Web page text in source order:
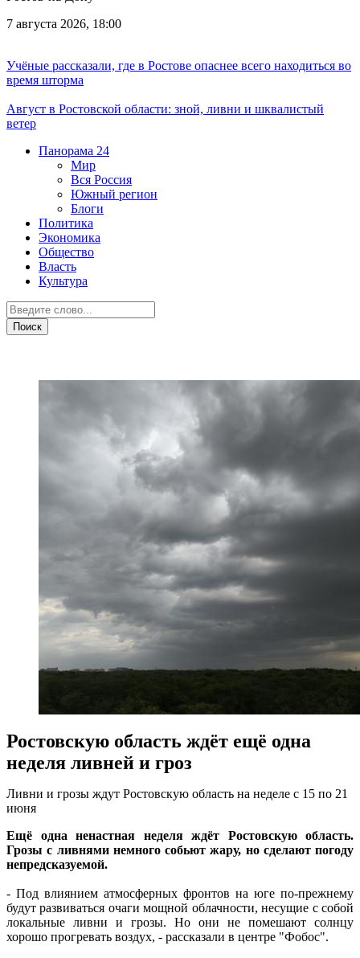
7 августа 2026, 18:00
Учёные рассказали, где в Ростове опаснее всего находиться во
время шторма
Август в Ростовской области: зной, ливни и шквалистый
ветер
Панорама 24
Мир
Вся Россия
Южный регион
Блоги
Политика
Экономика
Общество
Власть
Культура
Ростовскую область ждёт ещё одна
неделя ливней и гроз
Ливни и грозы ждут Ростовскую область на неделе с 15 по 21
июня
Ещё одна ненастная неделя ждёт Ростовскую область.
Грозы с ливнями немного собьют жару, но сделают погоду
непредсказуемой.
- Под влиянием атмосферных фронтов на юге по-прежнему
будут развиваться очаги мощной облачности, несущие с собой
локальные ливни и грозы. Но они не помешают солнцу
хорошо прогревать воздух, - рассказали в центре "Фобос".